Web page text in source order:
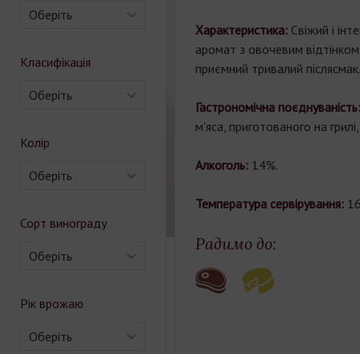
Оберіть
Класифікація
Оберіть
Колір
Оберіть
Сорт винограду
Оберіть
Рік врожаю
Оберіть
Характеристика: Свіжий і
аромат з овочевим
приємний тривалий післясмак.
Гастрономічна
м'яса, приготованого на
Алкоголь: 14%.
Температура сервірування:
Радимо до: